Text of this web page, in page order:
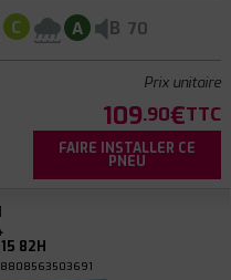
C A B 70
Prix unitaire
109.90€TTC
FAIRE INSTALLER CE
PNEU
82H
8808563503691